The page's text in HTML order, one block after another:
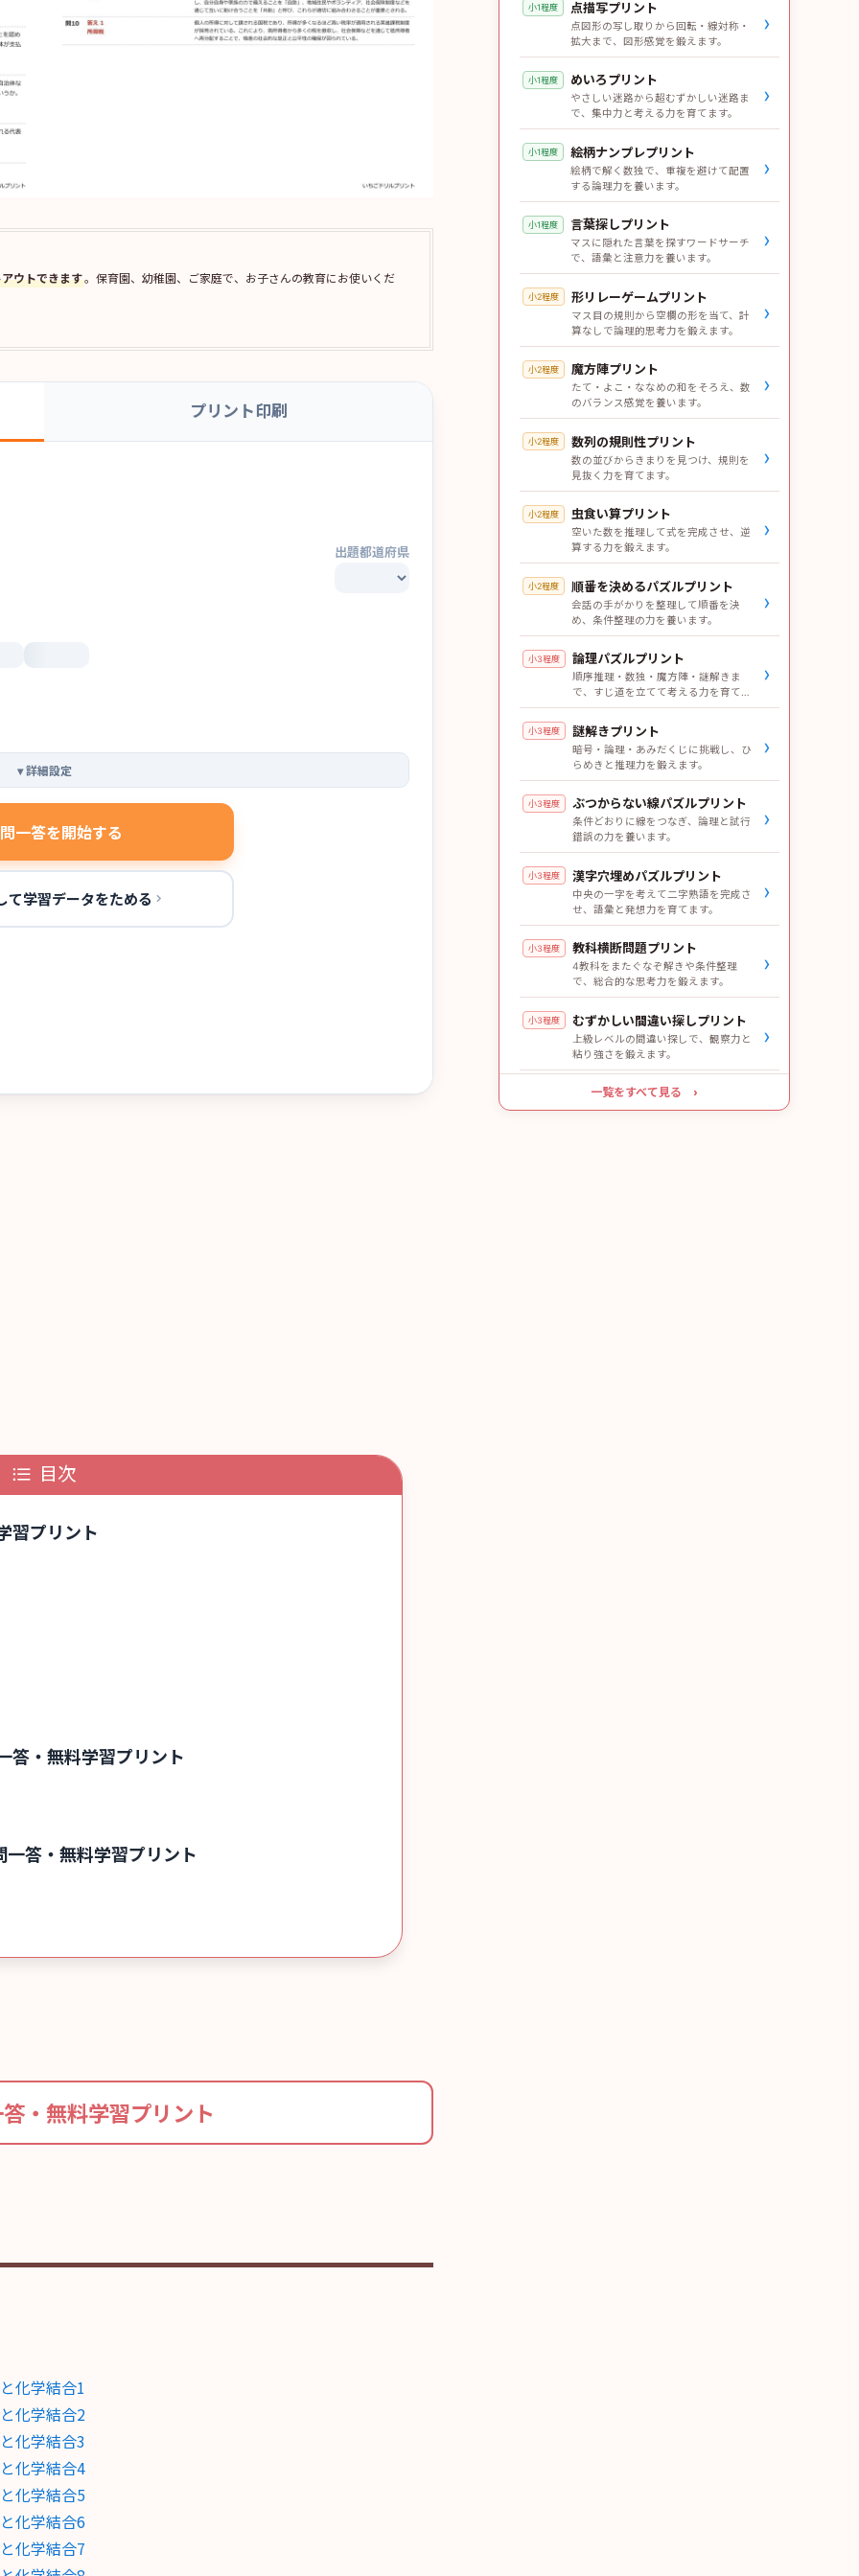
ウトできます。保育園、幼稚園、ご家庭で、お子さんの教育にお使いくだ
プリント印刷
出題都道府県
▾詳細設定
一答を開始する
て学習データをためる
目次
習プリント
答・無料学習プリント
答・無料学習プリント
・無料学習プリント
化学結合1
化学結合2
化学結合3
化学結合4
化学結合5
化学結合6
化学結合7
小1程度 点描写プリント
点図形の写し取りから回転・線対称・
拡大まで、図形感覚を鍛えます。
›
小1程度 めいろプリント
やさしい迷路から超むずかしい迷路ま
で、集中力と考える力を育てます。
›
小1程度 絵柄ナンプレプリント
絵柄で解く数独で、重複を避けて配置
する論理力を養います。
›
小1程度 言葉探しプリント
マスに隠れた言葉を探すワードサーチ
で、語彙と注意力を養います。
›
小2程度 形リレーゲームプリント
マス目の規則から空欄の形を当て、計
算なしで論理的思考力を鍛えます。
›
小2程度 魔方陣プリント
たて・よこ・ななめの和をそろえ、数
のバランス感覚を養います。
›
小2程度 数列の規則性プリント
数の並びからきまりを見つけ、規則を
見抜く力を育てます。
›
小2程度 虫食い算プリント
空いた数を推理して式を完成させ、逆
算する力を鍛えます。
›
小2程度 順番を決めるパズルプリント
会話の手がかりを整理して順番を決
め、条件整理の力を養います。
›
小3程度 論理パズルプリント
順序推理・数独・魔方陣・謎解きま
で、すじ道を立てて考える力を育てま
す。
›
小3程度 謎解きプリント
暗号・論理・あみだくじに挑戦し、ひ
らめきと推理力を鍛えます。
›
小3程度 ぶつからない線パズルプリント
条件どおりに線をつなぎ、論理と試行
錯誤の力を養います。
›
小3程度 漢字穴埋めパズルプリント
中央の一字を考えて二字熟語を完成さ
せ、語彙と発想力を育てます。
›
小3程度 教科横断問題プリント
4教科をまたぐなぞ解きや条件整理
で、総合的な思考力を鍛えます。
›
小3程度 むずかしい間違い探しプリント
上級レベルの間違い探しで、観察力と
粘り強さを鍛えます。
›
一覧をすべて見る ›